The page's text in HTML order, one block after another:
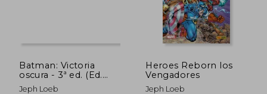
Batman: Victoria
oscura - 3ª ed. (Ed.
Pocket Max)
Jeph Loeb
Heroes Reborn los
Vengadores
Jeph Loeb